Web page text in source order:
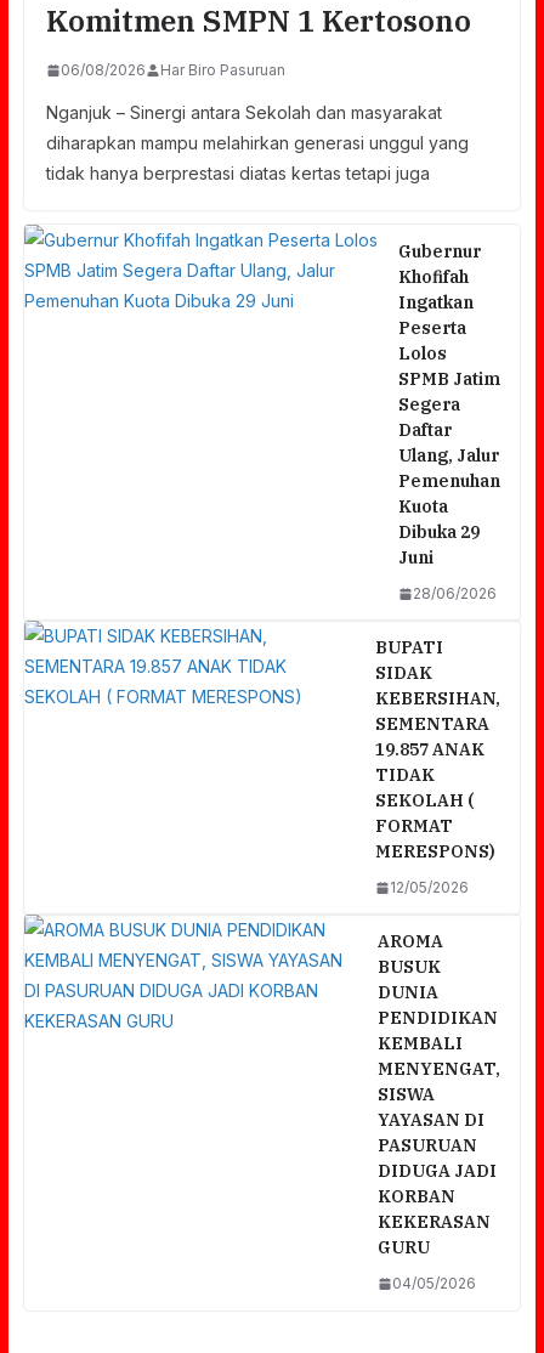
Komitmen SMPN 1 Kertosono
06/08/2026 Har Biro Pasuruan
Nganjuk – Sinergi antara Sekolah dan masyarakat
diharapkan mampu melahirkan generasi unggul yang
tidak hanya berprestasi diatas kertas tetapi juga
Gubernur
Khofifah
Ingatkan
Peserta
Lolos
SPMB Jatim
Segera
Daftar
Ulang, Jalur
Pemenuhan
Kuota
Dibuka 29
Juni
28/06/2026
BUPATI
SIDAK
KEBERSIHAN,
SEMENTARA
19.857 ANAK
TIDAK
SEKOLAH (
FORMAT
MERESPONS)
12/05/2026
AROMA
BUSUK
DUNIA
PENDIDIKAN
KEMBALI
MENYENGAT,
SISWA
YAYASAN DI
PASURUAN
DIDUGA JADI
KORBAN
KEKERASAN
GURU
04/05/2026